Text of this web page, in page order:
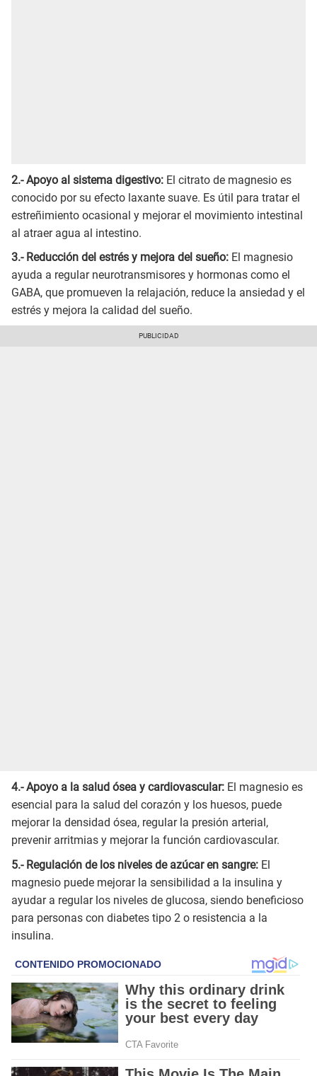
2.- Apoyo al sistema digestivo: El citrato de magnesio es
conocido por su efecto laxante suave. Es útil para tratar el
estreñimiento ocasional y mejorar el movimiento intestinal
al atraer agua al intestino.
3.- Reducción del estrés y mejora del sueño: El magnesio
ayuda a regular neurotransmisores y hormonas como el
GABA, que promueven la relajación, reduce la ansiedad y el
estrés y mejora la calidad del sueño.
4.- Apoyo a la salud ósea y cardiovascular: El magnesio es
esencial para la salud del corazón y los huesos, puede
mejorar la densidad ósea, regular la presión arterial,
prevenir arritmias y mejorar la función cardiovascular.
5.- Regulación de los niveles de azúcar en sangre: El
magnesio puede mejorar la sensibilidad a la insulina y
ayudar a regular los niveles de glucosa, siendo beneficioso
para personas con diabetes tipo 2 o resistencia a la
insulina.